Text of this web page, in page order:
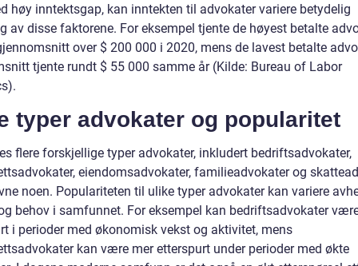
høy inntektsgap, kan inntekten til advokater variere betydelig
av disse faktorene. For eksempel tjente de høyest betalte
over $ 200 000 i 2020, mens de lavest betalte
tjente rundt $ 55 000 samme år (Kilde: Bureau of Labor
typer advokater og popularitet
flere forskjellige typer advokater, inkludert bedriftsadvokater,
eiendomsadvokater, familieadvokater og
noen. Populariteten til ulike typer advokater kan variere
behov i samfunnet. For eksempel kan bedriftsadvokater
i perioder med økonomisk vekst og aktivitet, mens
kan være mer etterspurt under perioder med økte